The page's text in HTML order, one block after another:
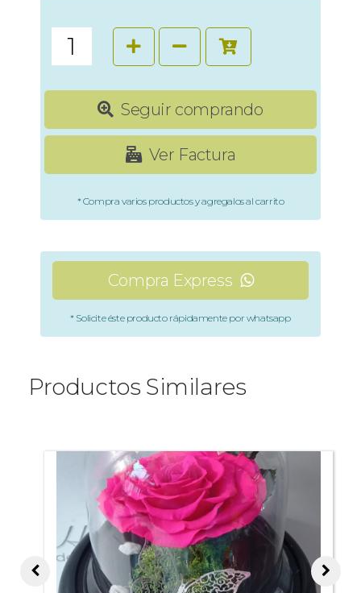
Seguir comprando
Ver Factura
* Compra varios productos y agregalos al carrito
Compra Express
* Solicite éste producto rápidamente por whatsapp
Productos Similares